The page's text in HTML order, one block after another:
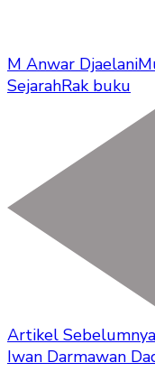
M Anwar Djaelani
SejarahRak buku
Artikel Sebelumnya
Iwan Darmawan